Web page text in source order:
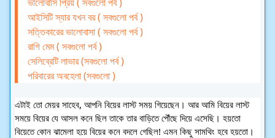
আইসিটি স্যার যখন বর ( সবগুলো পর্ব )
সত্তিকারের ভালোবাসা ( সবগুলো পর্ব )
রাগি মেম ( সবগুলো পর্ব )
সেলিব্রেটি লাভার (সবগুলো পর্ব )
পরিবারের অবহেলা (সবগুলো )
এটাই তো মেয়র সাহেব, আপনি বিয়ের লাস্ট সময় গিয়েছেন। আর আমি বিয়ের লাস্ট
সময়ে বিয়ের যে আসল কনে ছিল তাকে তার বাড়িতে পৌঁছে দিয়ে এসেছি। হয়তো
বিয়েতে কোন ঝামেলা হয়ে বিয়ের কনে বদলে গেছিল! এমন কিছু সামথিং হবে হয়তো।